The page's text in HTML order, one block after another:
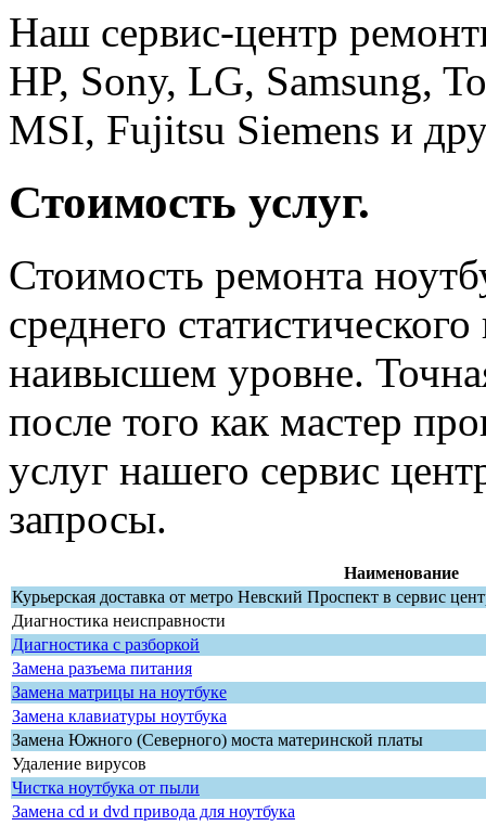
Наш сервис-центр
HP, Sony, LG, Samsung,
MSI, Fujitsu Siemens и
Стоимость услуг.
Стоимость ремонта
среднего
наивысшем уровне.
после того как мастер
услуг нашего сервис
запросы.
Наименование
Курьерская доставка от метро Невский Проспект в сервис
Диагностика неисправности
Диагностика с разборкой
Замена разъема питания
Замена матрицы на ноутбуке
Замена клавиатуры ноутбука
Замена Южного (Северного) моста материнской платы
Удаление вирусов
Чистка ноутбука от пыли
Замена cd и dvd привода для ноутбука